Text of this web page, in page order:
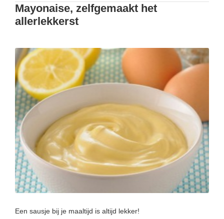
Mayonaise, zelfgemaakt het
allerlekkerst
Een sausje bij je maaltijd is altijd lekker!
om
te
gebruikt
deze
kan de
niet
worden
om
te
van